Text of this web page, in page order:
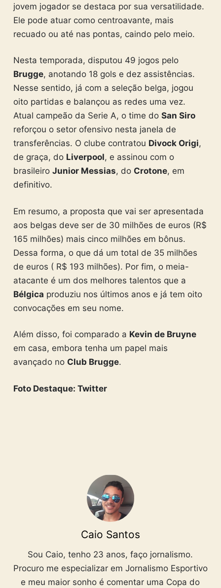
jovem jogador se destaca por sua versatilidade.
Ele pode atuar como centroavante, mais
recuado ou até nas pontas, caindo pelo meio.
Nesta temporada, disputou 49 jogos pelo
Brugge, anotando 18 gols e dez assistências.
Nesse sentido, já com a seleção belga, jogou
oito partidas e balançou as redes uma vez.
Atual campeão da Serie A, o time do San Siro
reforçou o setor ofensivo nesta janela de
transferências. O clube contratou Divock Origi,
de graça, do Liverpool, e assinou com o
brasileiro Junior Messias, do Crotone, em
definitivo.
Em resumo, a proposta que vai ser apresentada
aos belgas deve ser de 30 milhões de euros (R$
165 milhões) mais cinco milhões em bônus.
Dessa forma, o que dá um total de 35 milhões
de euros ( R$ 193 milhões). Por fim, o meia-
atacante é um dos melhores talentos que a
Bélgica produziu nos últimos anos e já tem oito
convocações em seu nome.
Além disso, foi comparado a Kevin de Bruyne
em casa, embora tenha um papel mais
avançado no Club Brugge.
Foto Destaque: Twitter
Caio Santos
Sou Caio, tenho 23 anos, faço jornalismo.
Procuro me especializar em Jornalismo Esportivo
e meu maior sonho é comentar uma Copa do